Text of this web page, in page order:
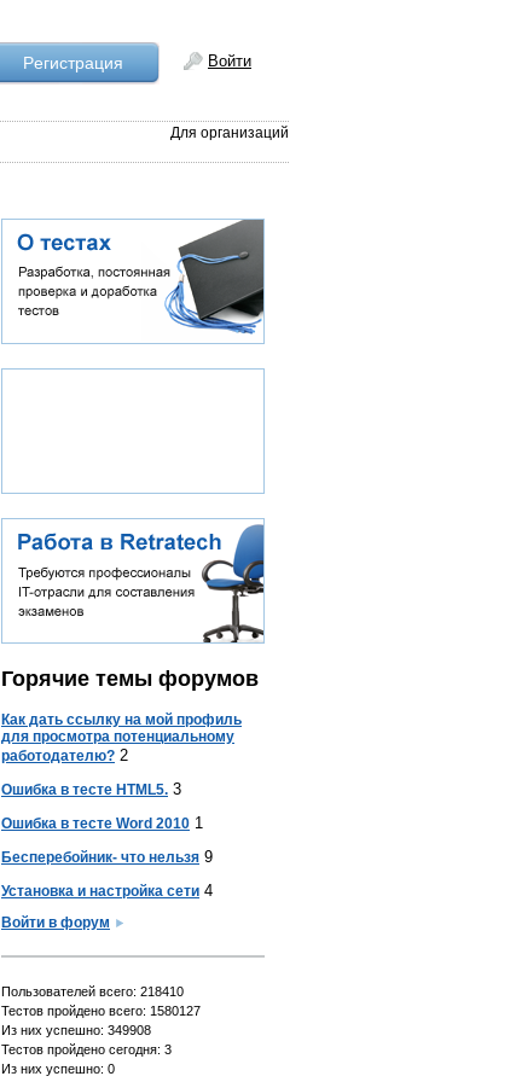
Рeгистрация Войти
Для организаций
Горячие темы форумов
Как дать ссылку на мой профиль
для просмотра потенциальному
работодателю? 2
Ошибка в тесте HTML5. 3
Ошибка в тесте Word 2010 1
Бесперебойник- что нельзя 9
Установка и настройка сети 4
Войти в форум
Пользователей всего: 218410
Тестов пройдено всего: 1580127
Из них успешно: 349908
Тестов пройдено сегодня: 3
Из них успешно: 0